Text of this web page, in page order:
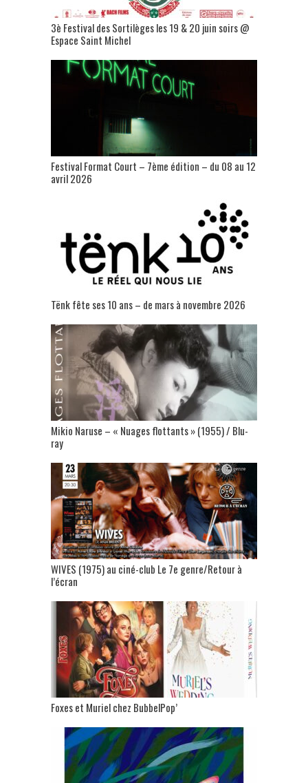
3è Festival des Sortilèges les 19 & 20 juin soirs @
Espace Saint Michel
Festival Format Court – 7ème édition – du 08 au 12
avril 2026
Tënk fête ses 10 ans – de mars à novembre 2026
Mikio Naruse – « Nuages flottants » (1955) / Blu-
ray
WIVES (1975) au ciné-club Le 7e genre/Retour à
l’écran
Foxes et Muriel chez BubbelPop’